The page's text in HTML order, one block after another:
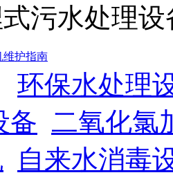
污水处理设
维护指南
环保水处理
备 二氧化氯
自来水消毒